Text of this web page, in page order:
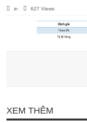
in 627 Views
XEM THÊM